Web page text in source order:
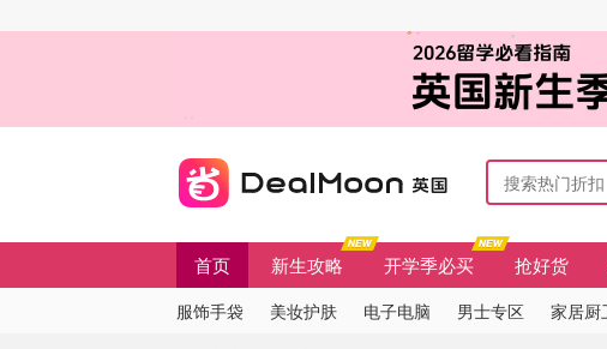
首页 新生攻略 开学季必买 抢好货
服饰手袋 美妆护肤 电子电脑 男士专区 家居厨